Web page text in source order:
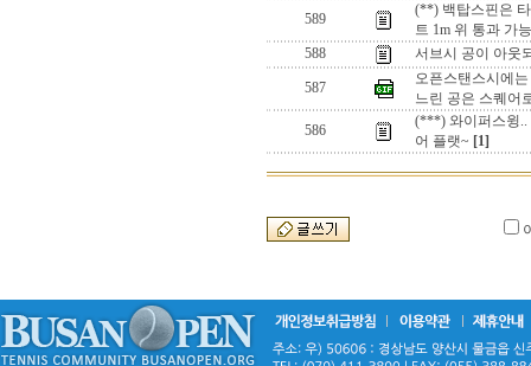
589
(**) 백탑스핀은
트 1m 위 통과 가능
588
서브시 공이 아웃
587
오픈스탠스시에
느린 공은 스퀘어
586
(***) 와이퍼스윙..
어 플랫~ [1]